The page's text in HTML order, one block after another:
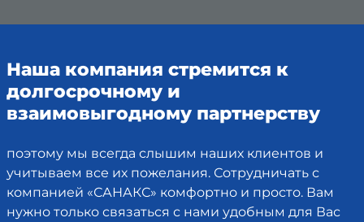
Наша компания стремится к
долгосрочному и
взаимовыгодному партнерству
поэтому мы всегда слышим наших клиентов и
учитываем все их пожелания. Сотрудничать с
компанией «САНАКС» комфортно и просто. Вам
нужно только связаться с нами удобным для Вас